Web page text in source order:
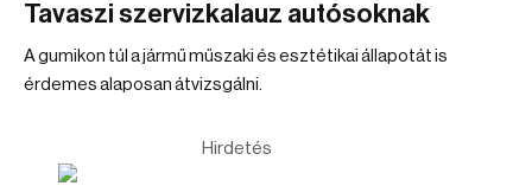
Tavaszi szervizkalauz autósoknak
A gumikon túl a jármű műszaki és esztétikai állapotát is
érdemes alaposan átvizsgálni.
Hirdetés